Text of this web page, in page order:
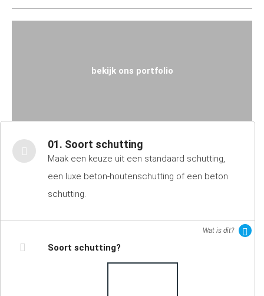
bekijk ons portfolio
01. Soort schutting
Maak een keuze uit een standaard schutting,
een luxe beton-houtenschutting of een beton
schutting.
Wat is dit?
Soort schutting?